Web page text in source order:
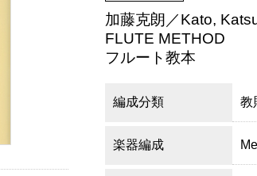
加藤克朗／Kato,
FLUTE METHOD
フルート教本
編成分類 教
楽器編成